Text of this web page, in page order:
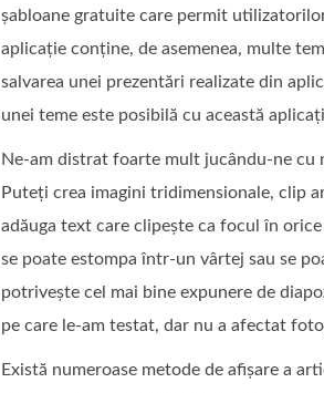
șabloane gratuite care permit
aplicație conține, de asemenea, multe
salvarea unei prezentări realizate din
unei teme este posibilă cu această
Ne-am distrat foarte mult jucându-ne cu
Puteți crea imagini tridimensionale, clip
adăuga text care clipește ca focul în
se poate estompa într-un vârtej sau se
potrivește cel mai bine expunere de
pe care le-am testat, dar nu a afectat
Există numeroase metode de afișare a